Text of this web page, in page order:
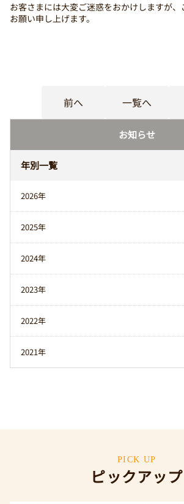
お客さまには大変ご迷惑をおかけしますが、
お願い申し上げます。
前へ 一覧へ
お知らせ
年別一覧
2026年
2025年
2024年
2023年
2022年
2021年
PICK UP
ピックアップ